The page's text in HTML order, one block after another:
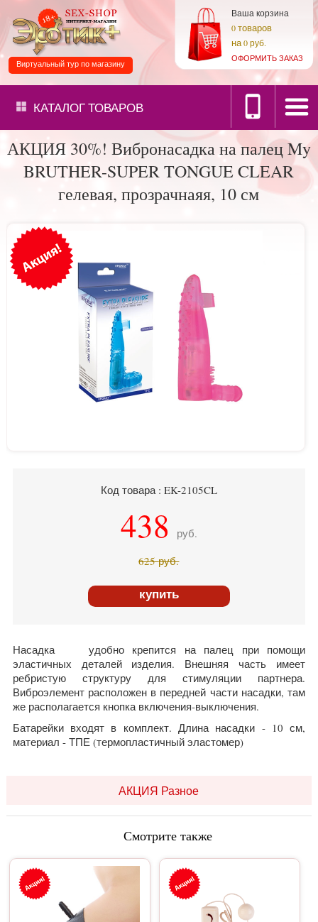
Ваша корзина
0товаров
на0 руб.
ОФОРМИТЬ ЗАКАЗ
Виртуальный тур по магазину
КАТАЛОГТОВАРОВ
АКЦИЯ 30%! Вибронасадка на палец My
BRUTHER-SUPER TONGUE CLEAR
гелевая, прозрачнаяя, 10 см
Код товара : EK-2105CL
438
руб.
625руб.
купить
Насадка удобно крепится на палец при помощи
эластичных деталей изделия. Внешняя часть имеет
ребристую структуру для стимуляции партнера.
Виброэлемент расположен в передней части насадки, там
же располагается кнопка включения-выключения.
Батарейки входят в комплект. Длина насадки - 10 см,
материал - ТПЕ (термопластичный эластомер)
АКЦИЯ Разное
Смотрите также